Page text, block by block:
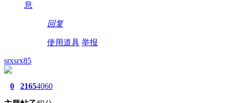
息
回复
使用道具 举报
srxsrx85
0 21654060